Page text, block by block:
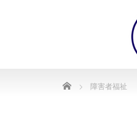
Home 障害者福祉